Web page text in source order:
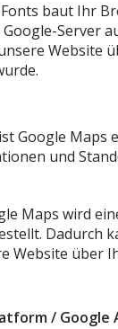
baut Ihr
Server
Website
Google Maps
und
Maps wird
Dadurch
Website über
/ Google